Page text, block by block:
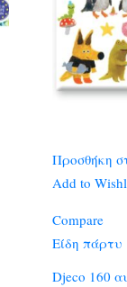
Προσθήκη
Add to
Compare
Είδη πάρτυ
Djeco 160